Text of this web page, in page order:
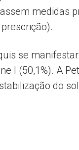
medidas
se
I (50,1%). A
do